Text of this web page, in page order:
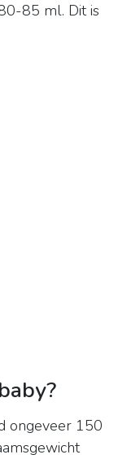
85 ml. Dit is
ongeveer 150